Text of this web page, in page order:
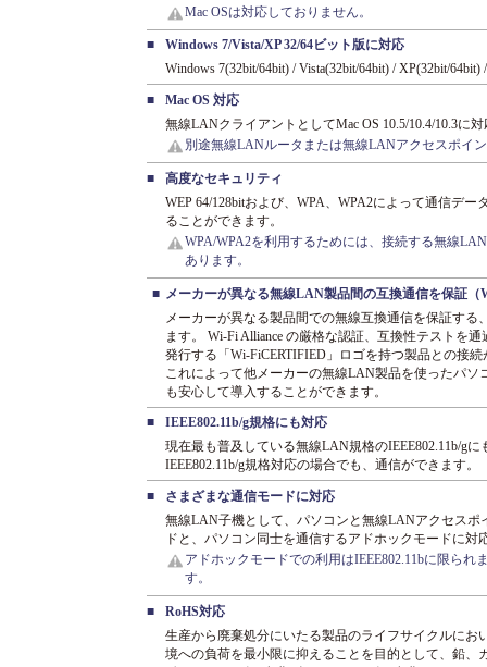
Mac OSは対応しておりません。
■
Windows 7/Vista/XP 32/64ビット版に対応
Windows 7(32bit/64bit) / Vista(32bit/64bit) / XP(32bit/
■
Mac OS 対応
無線LANクライアントとしてMac OS 10.5/10.4/10.3に
別途無線LANルータまたは無線LANアクセスポイ
■
高度なセキュリティ
WEP 64/128bitおよび、WPA、WPA2によって通信デ
ることができます。
WPA/WPA2を利用するためには、接続する無線
あります。
■ メーカーが異なる無線LAN製品間の互換通信を保証（
メーカーが異なる製品間での無線互換通信を保証する
ます。 Wi-Fi Alliance の厳格な認証、互換性テストを
発行する「Wi-FiCERTIFIED」ロゴを持つ製品との接
これによって他メーカーの無線LAN製品を使ったパソ
も安心して導入することができます。
■
IEEE802.11b/g規格にも対応
現在最も普及している無線LAN規格のIEEE802.11b/g
IEEE802.11b/g規格対応の場合でも、通信ができます。
■
さまざまな通信モードに対応
無線LAN子機として、パソコンと無線LANアクセス
ドと、パソコン同士を通信するアドホックモードに対
アドホックモードでの利用はIEEE802.11bに限ら
す。
■
RoHS対応
生産から廃棄処分にいたる製品のライフサイクルにお
境への負荷を最小限に抑えることを目的として、鉛、